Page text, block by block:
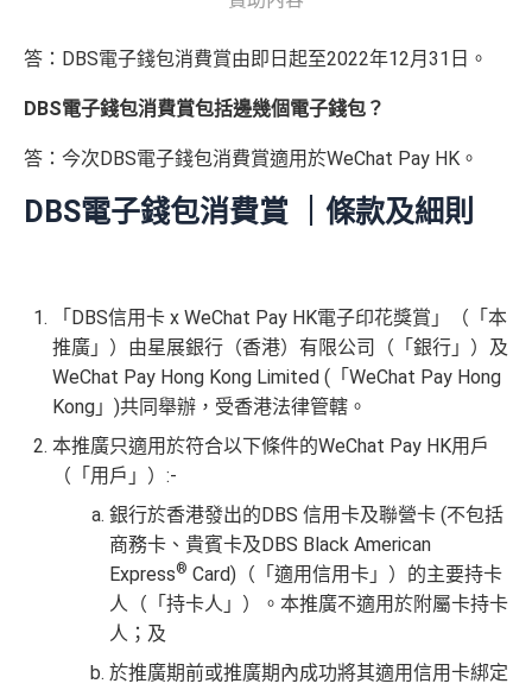
答：DBS電子錢包消費賞由即日起至2022年12月31日。
DBS電子錢包消費賞包括邊幾個電子錢包？
答：今次DBS電子錢包消費賞適用於WeChat Pay HK。
DBS電子錢包消費賞 ｜條款及細則
「DBS信用卡 x WeChat Pay HK電子印花獎賞」（「本
推廣」）由星展銀行（香港）有限公司（「銀行」）及
WeChat Pay Hong Kong Limited (「WeChat Pay Hong
Kong」)共同舉辦，受香港法律管轄。
本推廣只適用於符合以下條件的WeChat Pay HK用戶
（「用戶」）:-
銀行於香港發出的DBS 信用卡及聯營卡 (不包括
商務卡、貴賓卡及DBS Black American
Express® Card)（「適用信用卡」）的主要持卡
人（「持卡人」）。本推廣不適用於附屬卡持卡
人；及
於推廣期前或推廣期內成功將其適用信用卡綁定